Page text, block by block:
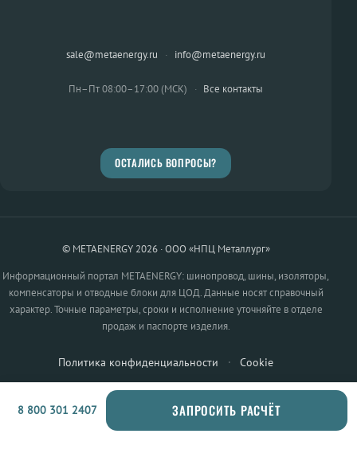
sale@metaenergy.ru · info@metaenergy.ru
Пн–Пт 08:00–17:00 (МСК) · Все контакты
ОСТАЛИСЬ ВОПРОСЫ?
© METAENERGY 2026 · ООО «НПЦ Металлург»
Информационный портал METAENERGY: шинопровод, шины, изоляторы,
компенсаторы и отводные блоки для ЦОД. Данные носят справочный
характер. Точные параметры, сроки и исполнение уточняйте в отделе
продаж и паспорте изделия.
Политика конфиденциальности · Cookie
8 800 301 2407 ЗАПРОСИТЬ РАСЧЁТ